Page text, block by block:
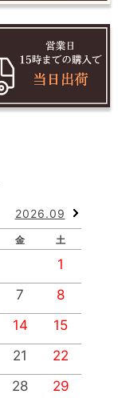
2026.09
金 土
1
7
8
14
15
21
22
28 29